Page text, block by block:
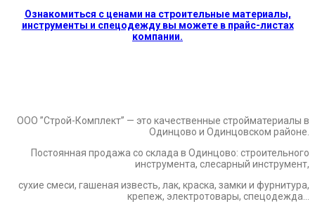
Ознакомиться с ценами на строительные материалы,
инструменты и спецодежду вы можете в прайс-листах
компании.
ООО ”Строй-Комплект” — это качественные стройматериалы в
Одинцово и Одинцовском районе.
Постоянная продажа со склада в Одинцово: строительного
инструмента, слесарный инструмент,
сухие смеси, гашеная известь, лак, краска, замки и фурнитура,
крепеж, электротовары, спецодежда…